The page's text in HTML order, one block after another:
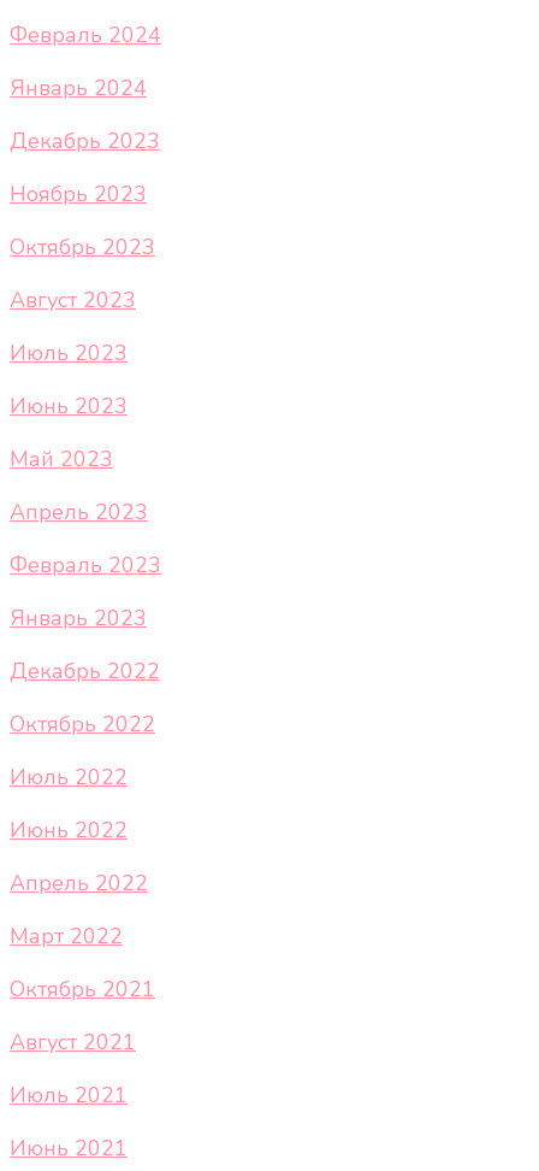
Февраль 2024
Январь 2024
Декабрь 2023
Ноябрь 2023
Октябрь 2023
Август 2023
Июль 2023
Июнь 2023
Май 2023
Апрель 2023
Февраль 2023
Январь 2023
Декабрь 2022
Октябрь 2022
Июль 2022
Июнь 2022
Апрель 2022
Март 2022
Октябрь 2021
Август 2021
Июль 2021
Июнь 2021